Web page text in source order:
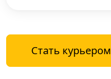
Стать курьером